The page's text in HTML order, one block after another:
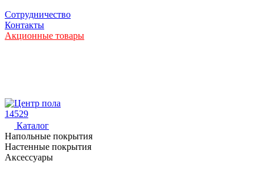
Сотрудничество
Контакты
Акционные товары
14529
Каталог
Напольные покрытия
Настенные покрытия
Аксессуары